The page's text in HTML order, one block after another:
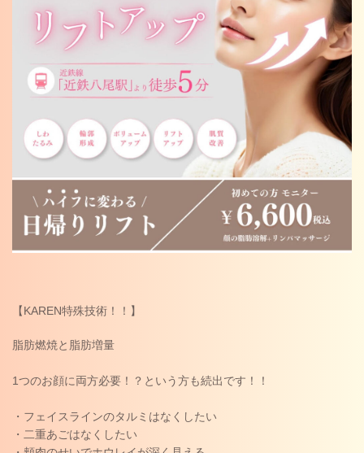
【KAREN特殊技術！！】
脂肪燃焼と脂肪増量
1つのお顔に両方必要！？という方も続出です！！
・フェイスラインのタルミはなくしたい
・二重あごはなくしたい